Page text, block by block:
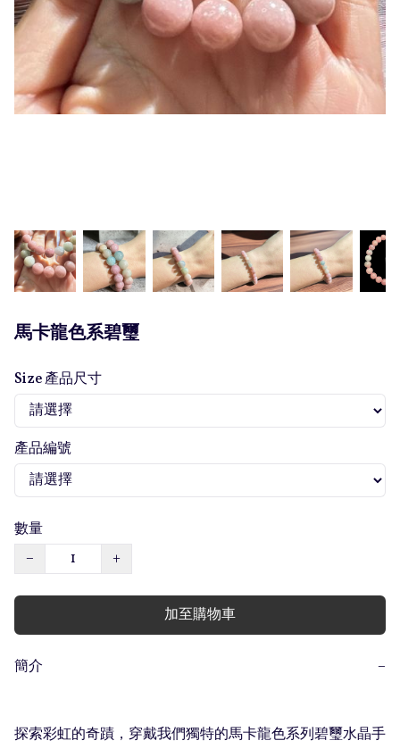
馬卡龍色系碧璽
Size 產品尺寸
產品編號
數量
−
+
加至購物車
簡介 −
探索彩虹的奇蹟，穿戴我們獨特的馬卡龍色系列碧璽水晶手